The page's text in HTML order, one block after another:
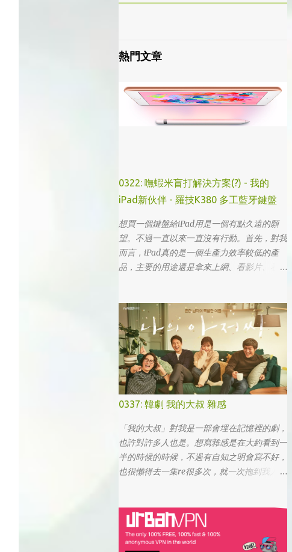
▸ 藝術設計
熱門文章
0322: 嘸蝦米盲打解決方案(?) - 我的
iPad新伙伴 - 羅技K380 多工藍牙鍵盤
想買一個鍵盤給iPad用是一個有點久遠的願
望。不過一直以來一直沒有行動。首先，對我
而言，iPad真的是一個生產力效率較低的產
品，主要的用途還是拿來上網、看影片、看小
出不太想帶滑鼠，所以動作還是比較慢)，這
兩者還是有效率多了。 想來想去，iPad能夠
比電腦還有生產力的部份可能會落在畫圖這一
塊吧... 可惜大一畫了一個學期的蛋之後，我就
知道我在這一塊應該是沒啥天份的XD
0337: 韓劇 我的大叔 雜感
「我的大叔」對我是一部會埋在記憶裡的劇，
也許對許多人也是。想寫雜感是在大約看到一
半的時候的時候，不過有自知之明會寫不好，
也很懶得去一集re很多次，就一次拖到我人生
的，想說該不會為了要創造話題，所以硬拍一
部老少配的題材吧。加上男女主角都不認識，
所以一直到播出了三、四集開始好評不斷，加